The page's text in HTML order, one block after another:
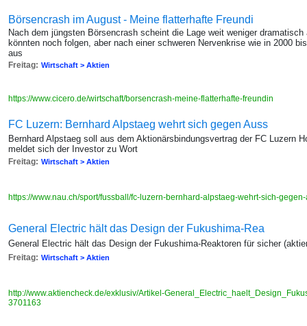
Börsencrash im August - Meine flatterhafte Freundi
Nach dem jüngsten Börsencrash scheint die Lage weit weniger
könnten noch folgen, aber nach einer schweren Nervenkrise wie in 2000
aus
Freitag: Wirtschaft > Aktien
https://www.cicero.de/wirtschaft/borsencrash-meine-flatterhafte-freundin
FC Luzern: Bernhard Alpstaeg wehrt sich gegen Auss
Bernhard Alpstaeg soll aus dem Aktionärsbindungsvertrag der FC Luzern
meldet sich der Investor zu Wort
Freitag: Wirtschaft > Aktien
https://www.nau.ch/sport/fussball/fc-luzern-bernhard-alpstaeg-wehrt-sich-
General Electric hält das Design der Fukushima-Rea
General Electric hält das Design der Fukushima-Reaktoren für sicher
Freitag: Wirtschaft > Aktien
http://www.aktiencheck.de/exklusiv/Artikel-
3701163